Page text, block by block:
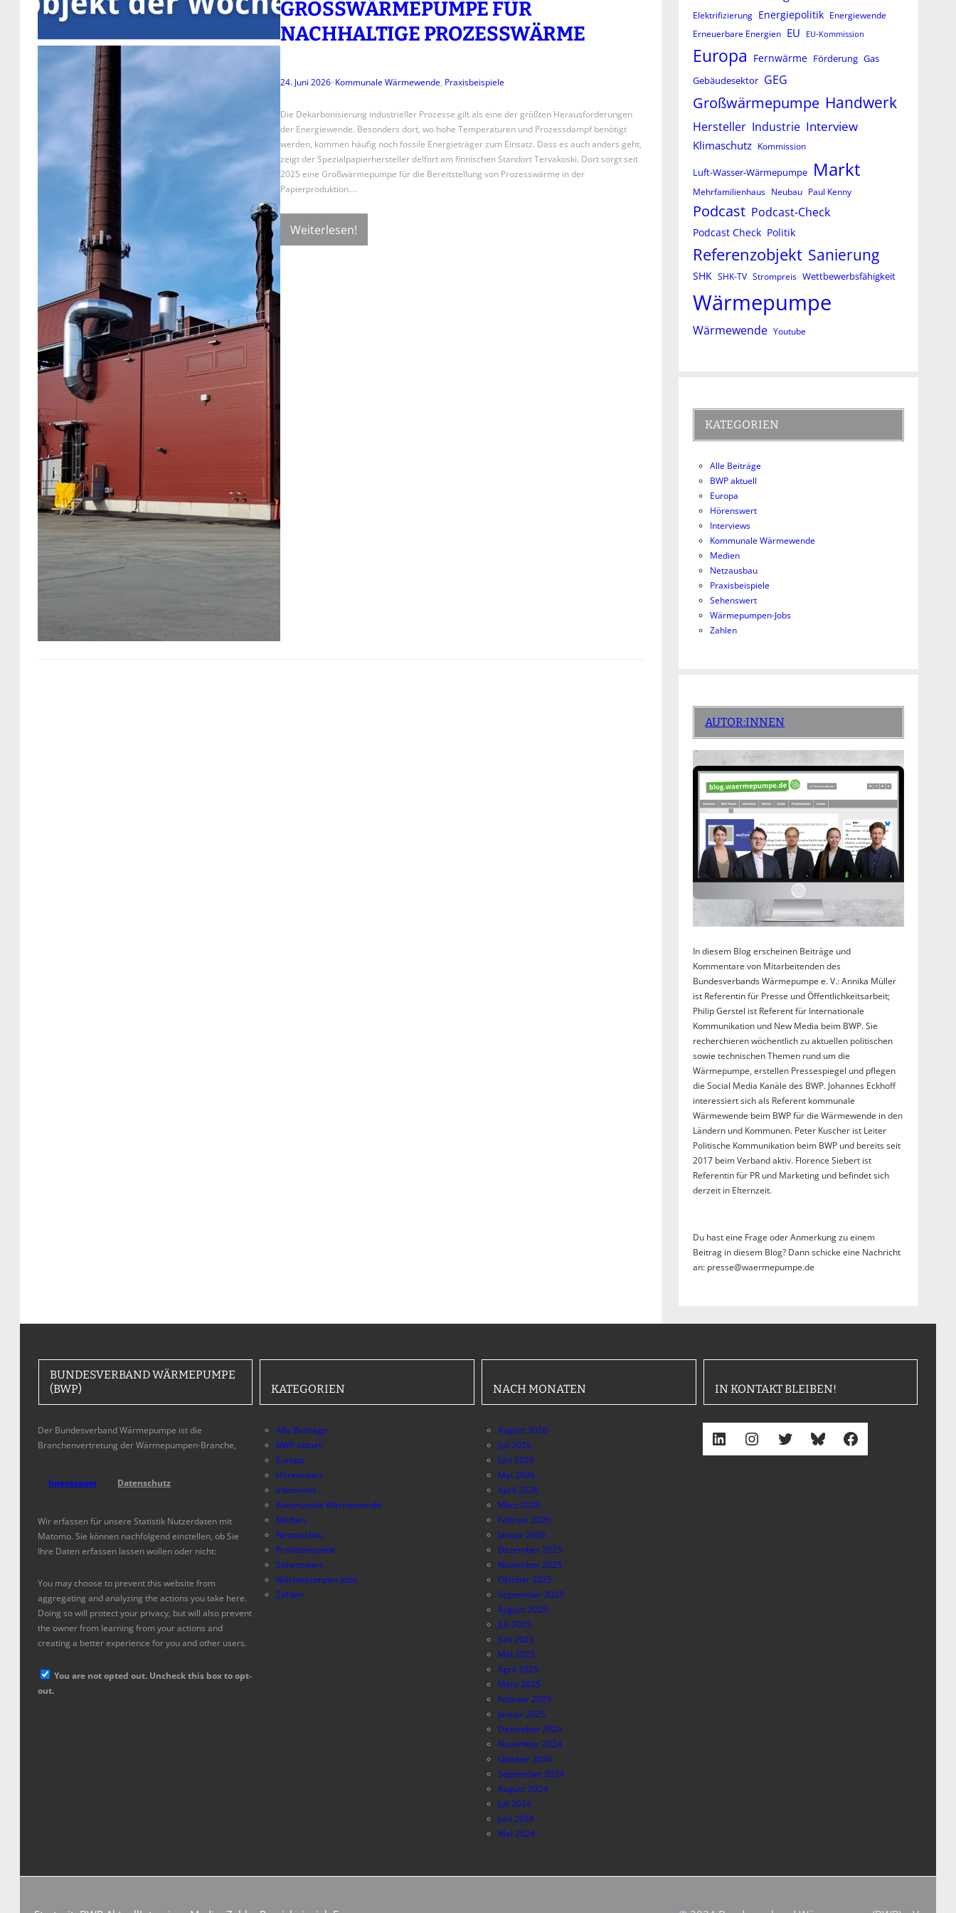
GROSSWÄRMEPUMPE FÜR N
ACHHALTIGE PROZESSWÄRME
24. Juni 2026–Kommunale Wärmewende, Praxisbeispiele
Die Dekarbonisierung industrieller Prozesse gilt als eine der größten Herausforderungen
der Energiewende. Besonders dort, wo hohe Temperaturen und Prozessdampf benötigt
werden, kommen häufig noch fossile Energieträger zum Einsatz. Dass es auch anders geht,
zeigt der Spezialpapierhersteller delfort am finnischen Standort Tervakoski. Dort sorgt seit
2025 eine Großwärmepumpe für die Bereitstellung von Prozesswärme in der
Papierproduktion.…
Weiterlesen!
Elektrifizierung Energiepolitik Energiewende
Erneuerbare Energien EU EU-Kommission
Europa Fernwärme Förderung Gas
Gebäudesektor GEG
Großwärmepumpe Handwerk
Hersteller Industrie Interview
Klimaschutz Kommission
Luft-Wasser-Wärmepumpe Markt
Mehrfamilienhaus Neubau Paul Kenny
Podcast Podcast-Check
Podcast Check Politik
Referenzobjekt Sanierung
SHK SHK-TV Strompreis Wettbewerbsfähigkeit
Wärmepumpe
Wärmewende Youtube
KATEGORIEN
Alle Beiträge
BWP aktuell
Europa
Hörenswert
Interviews
Kommunale Wärmewende
Medien
Netzausbau
Praxisbeispiele
Sehenswert
Wärmepumpen-Jobs
Zahlen
AUTOR:INNEN
In diesem Blog erscheinen Beiträge und
Kommentare von Mitarbeitenden des
Bundesverbands Wärmepumpe e. V.: Annika Müller
ist Referentin für Presse und Öffentlichkeitsarbeit;
Philip Gerstel ist Referent für Internationale
Kommunikation und New Media beim BWP. Sie
recherchieren wöchentlich zu aktuellen politischen
sowie technischen Themen rund um die
Wärmepumpe, erstellen Pressespiegel und pflegen
die Social Media Kanäle des BWP. Johannes Eckhoff
interessiert sich als Referent kommunale
Wärmewende beim BWP für die Wärmewende in den
Ländern und Kommunen. Peter Kuscher ist Leiter
Politische Kommunikation beim BWP und bereits seit
2017 beim Verband aktiv. Florence Siebert ist
Referentin für PR und Marketing und befindet sich
derzeit in Elternzeit.
Du hast eine Frage oder Anmerkung zu einem
Beitrag in diesem Blog? Dann schicke eine Nachricht
an: presse@waermepumpe.de
BUNDESVERBAND WÄRMEPUMPE
(BWP)
Der Bundesverband Wärmepumpe ist die
Branchenvertretung der Wärmepumpen-Branche,
Impressum Datenschutz
Wir erfassen für unsere Statistik Nutzerdaten mit
Matomo. Sie können nachfolgend einstellen, ob Sie
Ihre Daten erfassen lassen wollen oder nicht:
You may choose to prevent this website from
aggregating and analyzing the actions you take here.
Doing so will protect your privacy, but will also prevent
the owner from learning from your actions and
creating a better experience for you and other users.
You are not opted out. Uncheck this box to opt-
out.
KATEGORIEN
Alle Beiträge
BWP aktuell
Europa
Hörenswert
Interviews
Kommunale Wärmewende
Medien
Netzausbau
Praxisbeispiele
Sehenswert
Wärmepumpen-Jobs
Zahlen
NACH MONATEN
August 2026
Juli 2026
Juni 2026
Mai 2026
April 2026
März 2026
Februar 2026
Januar 2026
Dezember 2025
November 2025
Oktober 2025
September 2025
August 2025
Juli 2025
Juni 2025
Mai 2025
April 2025
März 2025
Februar 2025
Januar 2025
Dezember 2024
November 2024
Oktober 2024
September 2024
August 2024
Juli 2024
Juni 2024
Mai 2024
IN KONTAKT BLEIBEN!
LinkedIn Instagram Twitter Bluesky Facebook